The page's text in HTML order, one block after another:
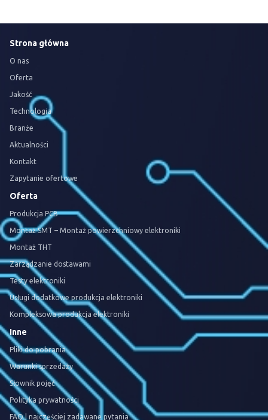
Strona główna
O nas
Oferta
Jakość
Technologia
Branże
Aktualności
Kontakt
Zapytanie ofertowe
Oferta
Produkcja PCB
Montaż SMT – Montaż powierzchniowy elektroniki
Montaż THT
Zarządzanie dostawami
Testy elektroniki
Usługi dodatkowe produkcja elektroniki
Kompleksowa produkcja elektroniki
Inne
Pliki do pobrania
Warunki sprzedaży
Słownik pojęć
Polityka prywatności
FAQ | najczęściej zadawane pytania